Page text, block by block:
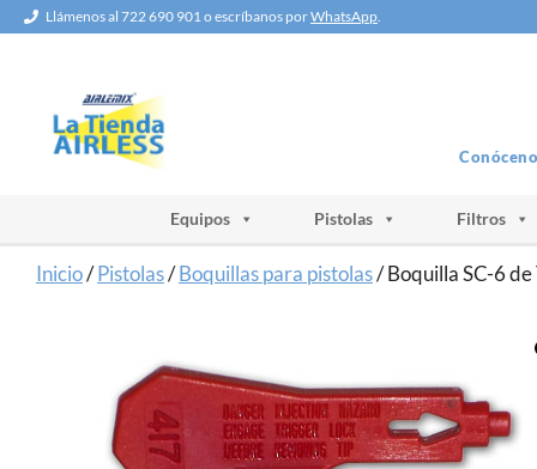
SaltarLlámenos al 722 690 901 o escríbanos porWhatsApp.
Equipos Pistolas Filtros
Inicio/Pistolas/Boquillas para pistolas/ Boquilla SC-6